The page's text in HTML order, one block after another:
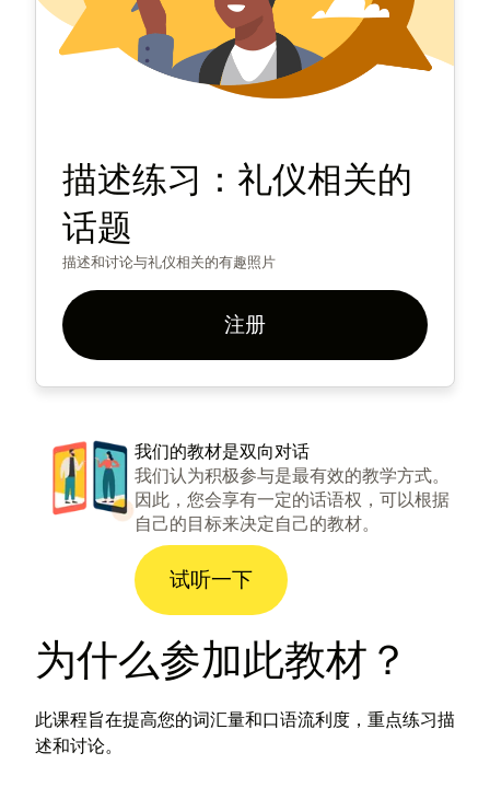
描述练习：礼仪相关的
话题
描述和讨论与礼仪相关的有趣照片
注册
我们的教材是双向对话
我们认为积极参与是最有效的教学方式。
因此，您会享有一定的话语权，可以根据
自己的目标来决定自己的教材。
试听一下
为什么参加此教材？
此课程旨在提高您的词汇量和口语流利度，重点练习描
述和讨论。